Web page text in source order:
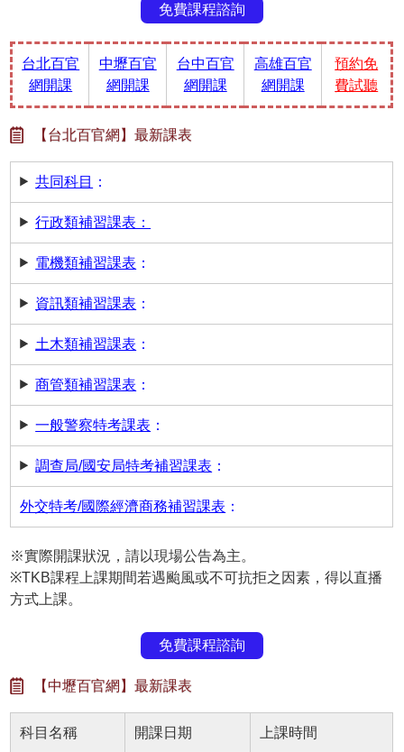
免費課程諮詢
台北百官
網開課
中壢百官
網開課
台中百官
網開課
高雄百官
網開課
預約免
費試聽
【台北百官網】最新課表
共同科目 ：
行政類補習課表：
電機類補習課表 ：
資訊類補習課表 ：
土木類補習課表 ：
商管類補習課表 ：
一般警察特考課表 ：
調查局/國安局特考補習課表 ：
外交特考/國際經濟商務補習課表 ：
※實際開課狀況，請以現場公告為主。
※TKB課程上課期間若遇颱風或不可抗拒之因素，得以直播
方式上課。
免費課程諮詢
【中壢百官網】最新課表
科目名稱 開課日期 上課時間